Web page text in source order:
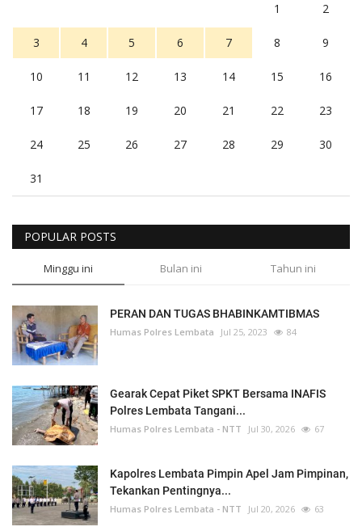
1
2
3 4 5 6 7 8 9
10 11 12 13 14 15 16
17 18 19 20 21 22 23
24 25 26 27 28 29 30
31
POPULAR POSTS
Minggu ini Bulan ini Tahun ini
PERAN DAN TUGAS BHABINKAMTIBMAS
Humas Polres Lembata Jul 25, 2023 84
Gearak Cepat Piket SPKT Bersama INAFIS
Polres Lembata Tangani...
Humas Polres Lembata - NTT Jul 30, 2026 67
Kapolres Lembata Pimpin Apel Jam Pimpinan,
Tekankan Pentingnya...
Humas Polres Lembata - NTT Jul 20, 2026 63